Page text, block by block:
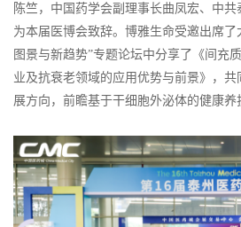
陈竺，中国药学会副理事长曲凤宏、中共
为本届医博会致辞。博雅生命受邀出席
图景与新趋势”专题论坛中分享了《间充
业及抗衰老领域的应用优势与前景》，
展方向，前瞻基于干细胞外泌体的健康养